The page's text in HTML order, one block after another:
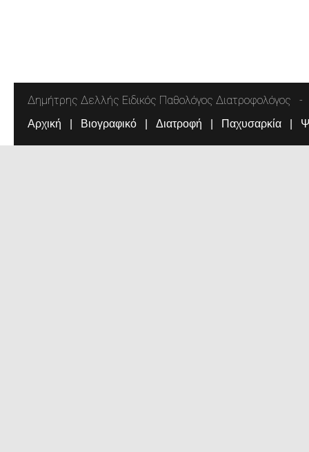
Δημήτρης Δελλής Ειδικός Παθολόγος Διατροφολόγος
Αρχική Βιογραφικό Διατροφή Παχυσαρκία